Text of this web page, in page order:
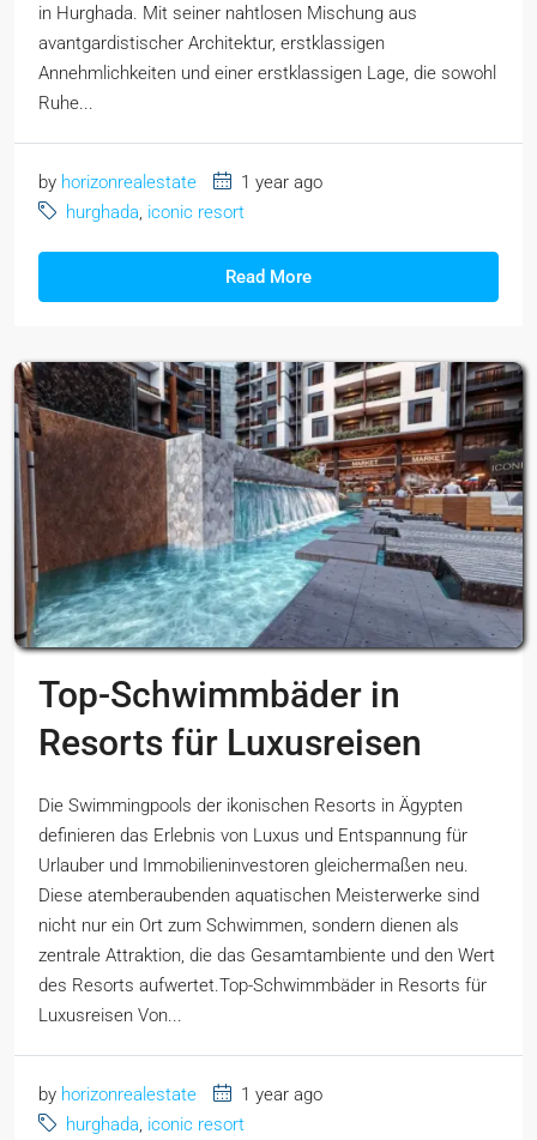
in Hurghada. Mit seiner nahtlosen Mischung aus
avantgardistischer Architektur, erstklassigen
Annehmlichkeiten und einer erstklassigen Lage, die sowohl
Ruhe...
by horizonrealestate
1 year ago
hurghada iconic resort
Read More
Top-Schwimmbäder in
Resorts für Luxusreisen
Die Swimmingpools der ikonischen Resorts in Ägypten
definieren das Erlebnis von Luxus und Entspannung für
Urlauber und Immobilieninvestoren gleichermaßen neu.
Diese atemberaubenden aquatischen Meisterwerke sind
nicht nur ein Ort zum Schwimmen, sondern dienen als
zentrale Attraktion, die das Gesamtambiente und den Wert
des Resorts aufwertet.Top-Schwimmbäder in Resorts für
Luxusreisen Von...
by horizonrealestate
1 year ago
hurghada, iconic resort